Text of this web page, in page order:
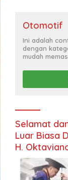
Otomotif
Ini adalah
dengan
mudah
Selamat
Luar Biasa
H.